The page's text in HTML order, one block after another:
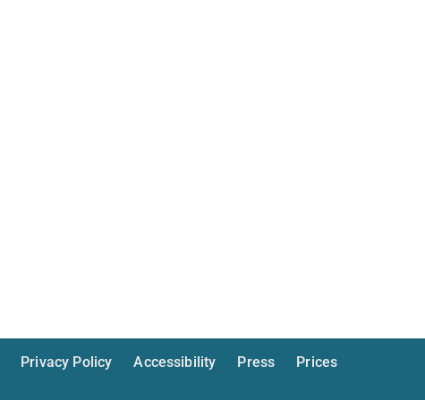
Privacy Policy Accessibility Press
Prices